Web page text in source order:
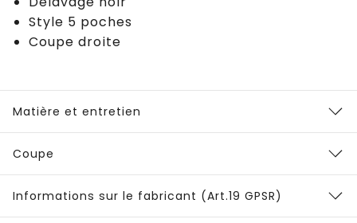
Style 5 poches
Coupe droite
Matière et entretien
Coupe
Informations sur le fabricant (Art.19 GPSR)